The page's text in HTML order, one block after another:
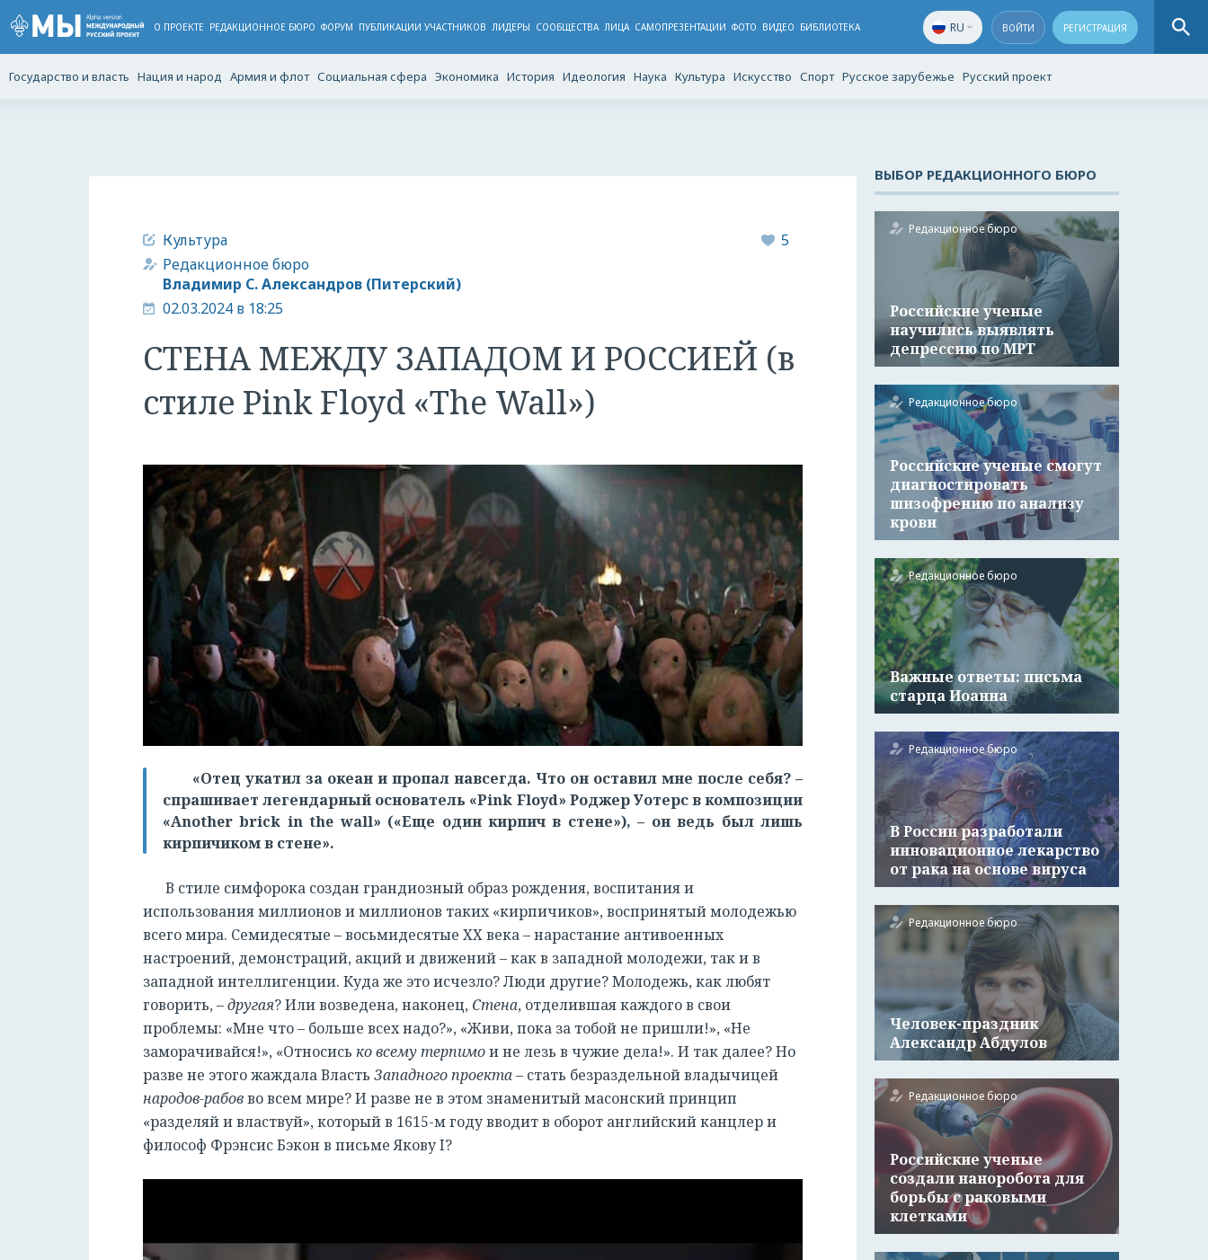
О ПРОЕКТЕ РЕДАКЦИОННОЕ БЮРО ФОРУМ ПУБЛИКАЦИИ УЧАСТНИКОВ ЛИДЕРЫ CООБЩЕСТВА ЛИЦА САМОПРЕЗЕНТАЦИИ ФОТО ВИДЕО БИБЛИОТЕКА RU ВОЙТИ РЕГИСТРАЦИЯ
Государство и власть Нация и народ Армия и флот Социальная сфера Экономика История Идеология Наука Культура Искусство Спорт Русское зарубежье Русский проект
Культура
Редакционное бюро
Владимир С. Александров (Питерский)
02.03.2024 в 18:25
5
СТЕНА МЕЖДУ ЗАПАДОМ И РОССИЕЙ (в
стиле Pink Floyd «The Wall»)
«Отец укатил за океан и пропал навсегда. Что он оставил мне после себя? –
спрашивает легендарный основатель «Pink Floyd» Роджер Уотерс в композиции
«Another brick in the wall» («Еще один кирпич в стене»), – он ведь был лишь
кирпичиком в стене».
В стиле симфорока создан грандиозный образ рождения, воспитания и
использования миллионов и миллионов таких «кирпичиков», воспринятый молодежью
всего мира. Семидесятые – восьмидесятые ХХ века – нарастание антивоенных
настроений, демонстраций, акций и движений – как в западной молодежи, так и в
западной интеллигенции. Куда же это исчезло? Люди другие? Молодежь, как любят
говорить, –другая? Или возведена, наконец, Стена, отделившая каждого в свои
проблемы: «Мне что – больше всех надо?», «Живи, пока за тобой не пришли!», «Не
заморачивайся!», «Относись ко всему терпимои не лезь в чужие дела!». И так далее? Но
разве не этого жаждала Власть Западного проекта– стать безраздельной владычицей
народов-рабовво всем мире? И разве не в этом знаменитый масонский принцип
«разделяй и властвуй», который в 1615-м году вводит в оборот английский канцлер и
философ Фрэнсис Бэкон в письме Якову I?
ВЫБОР РЕДАКЦИОННОГО БЮРО
Редакционное бюро
Российские ученые
научились выявлять
депрессию по МРТ
Редакционное бюро
Российские ученые смогут
диагностировать
шизофрению по анализу
крови
Редакционное бюро
Важные ответы: письма
старца Иоанна
Редакционное бюро
В России разработали
инновационное лекарство
от рака на основе вируса
Редакционное бюро
Человек-праздник
Александр Абдулов
Редакционное бюро
Российские ученые
создали наноробота для
борьбы с раковыми
клетками